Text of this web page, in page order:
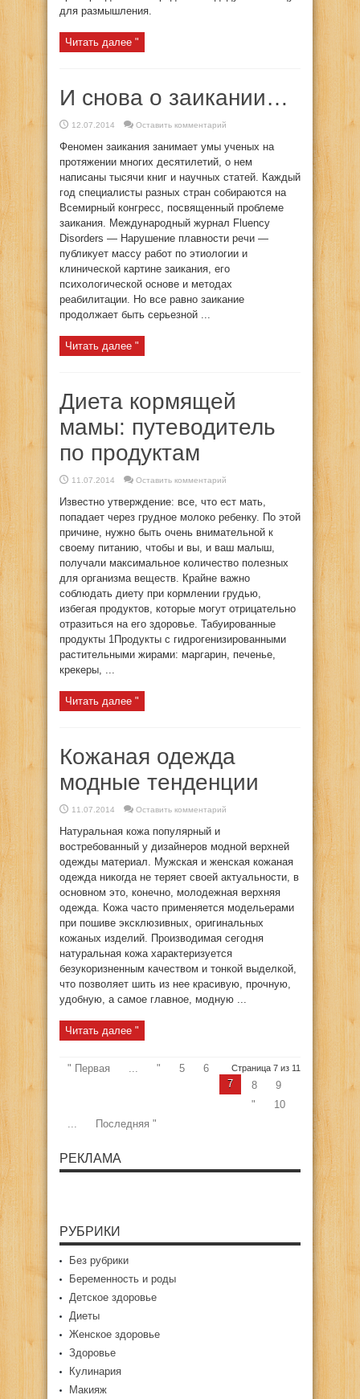
для размышления.
Читать далее "
И снова о заикании…
12.07.2014 Оставить комментарий
Феномен заикания занимает умы ученых на
протяжении многих десятилетий, о нем
написаны тысячи книг и научных статей. Каждый
год специалисты разных стран собираются на
Всемирный конгресс, посвященный проблеме
заикания. Международный журнал Fluency
Disorders — Нарушение плавности речи —
публикует массу работ по этиологии и
клинической картине заикания, его
психологической основе и методах
реабилитации. Но все равно заикание
продолжает быть серьезной ...
Читать далее "
Диета кормящей
мамы: путеводитель
по продуктам
11.07.2014 Оставить комментарий
Известно утверждение: все, что ест мать,
попадает через грудное молоко ребенку. По этой
причине, нужно быть очень внимательной к
своему питанию, чтобы и вы, и ваш малыш,
получали максимальное количество полезных
для организма веществ. Крайне важно
соблюдать диету при кормлении грудью,
избегая продуктов, которые могут отрицательно
отразиться на его здоровье. Табуированные
продукты 1Продукты с гидрогенизированными
растительными жирами: маргарин, печенье,
крекеры, ...
Читать далее "
Кожаная одежда
модные тенденции
11.07.2014 Оставить комментарий
Натуральная кожа популярный и
востребованный у дизайнеров модной верхней
одежды материал. Мужская и женская кожаная
одежда никогда не теряет своей актуальности, в
основном это, конечно, молодежная верхняя
одежда. Кожа часто применяется модельерами
при пошиве эксклюзивных, оригинальных
кожаных изделий. Производимая сегодня
натуральная кожа характеризуется
безукоризненным качеством и тонкой выделкой,
что позволяет шить из нее красивую, прочную,
удобную, а самое главное, модную ...
Читать далее "
Страница 7 из 11
" Первая " 5
6
7
8
9
"
10
Последняя "
РЕКЛАМА
РУБРИКИ
Без рубрики
Беременность и роды
Детское здоровье
Диеты
Женское здоровье
Здоровье
Кулинария
Макияж